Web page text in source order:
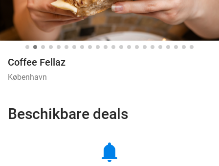
Coffee Fellaz
København
Beschikbare deals
notifications